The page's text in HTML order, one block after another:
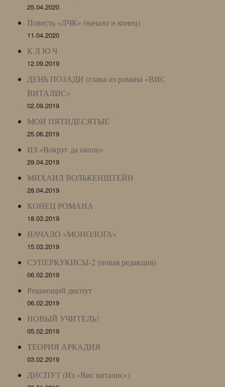
25.04.2020
Повесть «ЛЧК» (начало и конец)
11.04.2020
К Л Ю Ч
12.09.2019
ДЕНЬ ПОЗАДИ (глава из романа «ВИС
ВИТАЛИС»
02.09.2019
МОИ ПЯТИДЕСЯТЫЕ
25.06.2019
ИЗ «Вокруг да около»
29.04.2019
МИХАИЛ ВОЛЬКЕНШТЕЙН
28.04.2019
КОНЕЦ РОМАНА
18.03.2019
НАЧАЛО «МОНОЛОГА»
15.03.2019
СУПЕРКУКИСЫ-2 (новая редакция)
06.02.2019
Решающий диспут
06.02.2019
НОВЫЙ УЧИТЕЛЬ!
05.02.2019
ТЕОРИЯ АРКАДИЯ
03.02.2019
ДИСПУТ (Из «Вис виталис»)